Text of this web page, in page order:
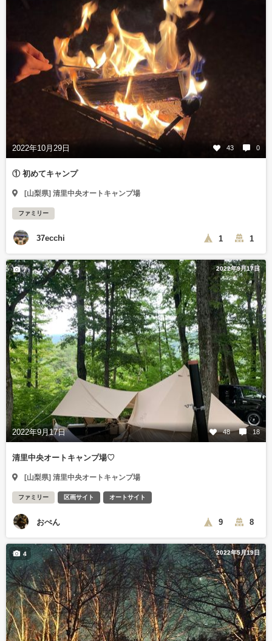
2022年10月29日 43 0
① 初めてキャンプ
[山梨県] 清里中央オートキャンプ場
ファミリー
37ecchi 1 1
2022年9月17日
2022年9月17日 48 18
7
清里中央オートキャンプ場♡
[山梨県] 清里中央オートキャンプ場
ファミリー 区画サイト オートサイト
おぺん 9 8
2022年5月19日
4